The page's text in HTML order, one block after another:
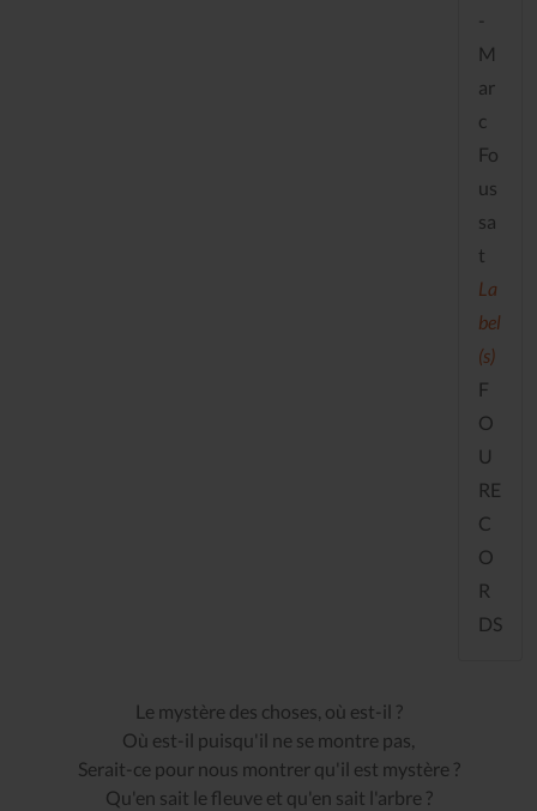
-
M
ar
c
Fo
us
sa
t
La
bel
(s)
F
O
U
RE
C
O
R
DS
Le mystère des choses, où est-il ?
Où est-il puisqu'il ne se montre pas,
Serait-ce pour nous montrer qu'il est mystère ?
Qu'en sait le fleuve et qu'en sait l'arbre ?